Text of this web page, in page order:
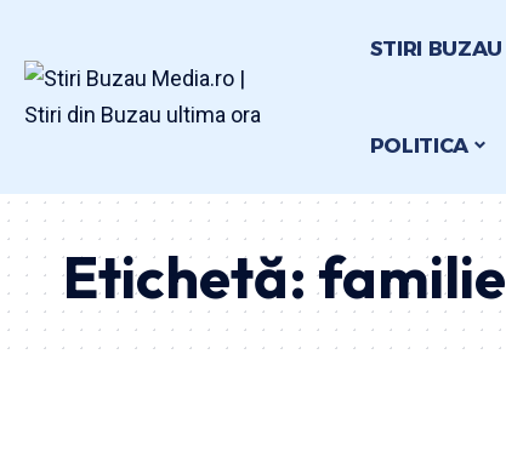
STIRI BUZAU
POLITICA
Etichetă:familie